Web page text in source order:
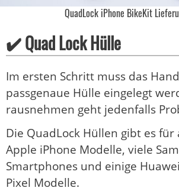
QuadLock iPhone BikeKit
✔️ Quad Lock Hülle
Im ersten Schritt muss das
passgenaue Hülle eingelegt
rausnehmen geht jedenfalls
Die QuadLock Hüllen gibt es
Apple iPhone Modelle, viele
Smartphones und einige
Pixel Modelle.